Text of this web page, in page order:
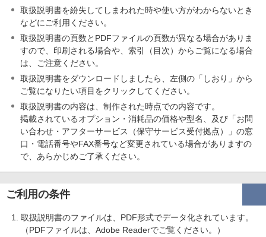
取扱説明書を紛失してしまわれた時や使い方がわからないとき
などにご利用ください。
取扱説明書の頁数とPDFファイルの頁数が異なる場合がありま
すので、印刷される場合や、索引（目次）からご覧になる場合
は、ご注意ください。
取扱説明書をダウンロードしましたら、左側の「しおり」から
ご覧になりたい項目をクリックしてください。
取扱説明書の内容は、制作された時点での内容です。
掲載されているオプション・消耗品の価格や型名、及び「お問
い合わせ・アフターサービス（保守サービス受付拠点）」の窓
口・電話番号やFAX番号など変更されている場合がありますの
で、あらかじめご了承ください。
ご利用の条件
取扱説明書のファイルは、PDF形式でデータ化されています。
（PDFファイルは、Adobe Readerでご覧ください。）